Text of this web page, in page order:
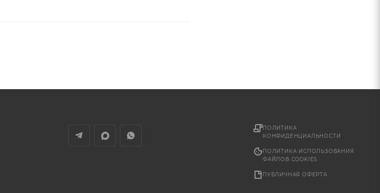
ПОЛИТИКА
КОНФИДЕНЦИАЛЬНОСТИ
ПОЛИТИКА ИСПОЛЬЗОВАНИЯ
ФАЙЛОВ COOKIES
ПУБЛИЧНАЯ ОФЕРТА